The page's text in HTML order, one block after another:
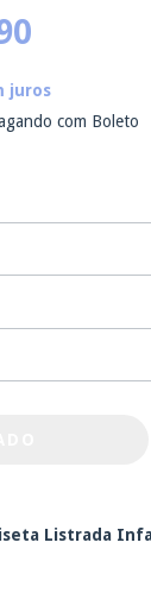
juros
com Boleto
Listrada